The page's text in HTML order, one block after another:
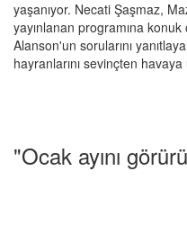
yaşanıyor. Necati Şaşmaz,
yayınlanan programına
Alanson'un sorularını
hayranlarını sevinçten
"Ocak ayını